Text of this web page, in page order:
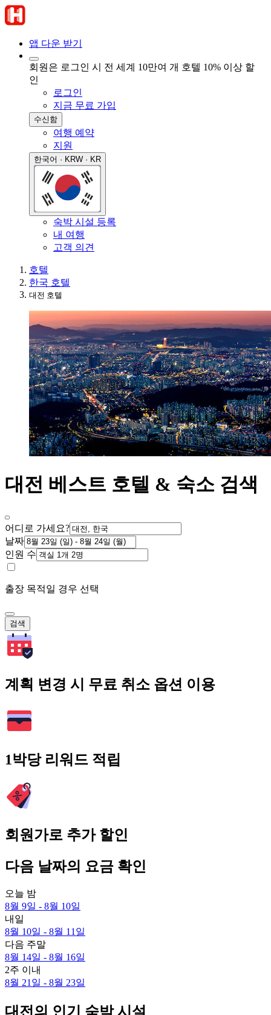
앱 다운 받기
회원은 로그인 시 전 세계 10만여 개 호텔 10% 이상 할
인
로그인
지금 무료 가입
수신함
여행 예약
지원
한국어 · KRW · KR
숙박 시설 등록
내 여행
고객 의견
호텔
한국 호텔
대전 호텔
대전 베스트 호텔 & 숙소 검색
어디로 가세요?
날짜
인원 수
출장 목적일 경우 선택
검색
계획 변경 시 무료 취소 옵션 이용
1박당 리워드 적립
회원가로 추가 할인
다음 날짜의 요금 확인
오늘 밤
8월 9일 - 8월 10일
내일
8월 10일 - 8월 11일
다음 주말
8월 14일 - 8월 16일
2주 이내
8월 21일 - 8월 23일
대전의 인기 숙박 시설